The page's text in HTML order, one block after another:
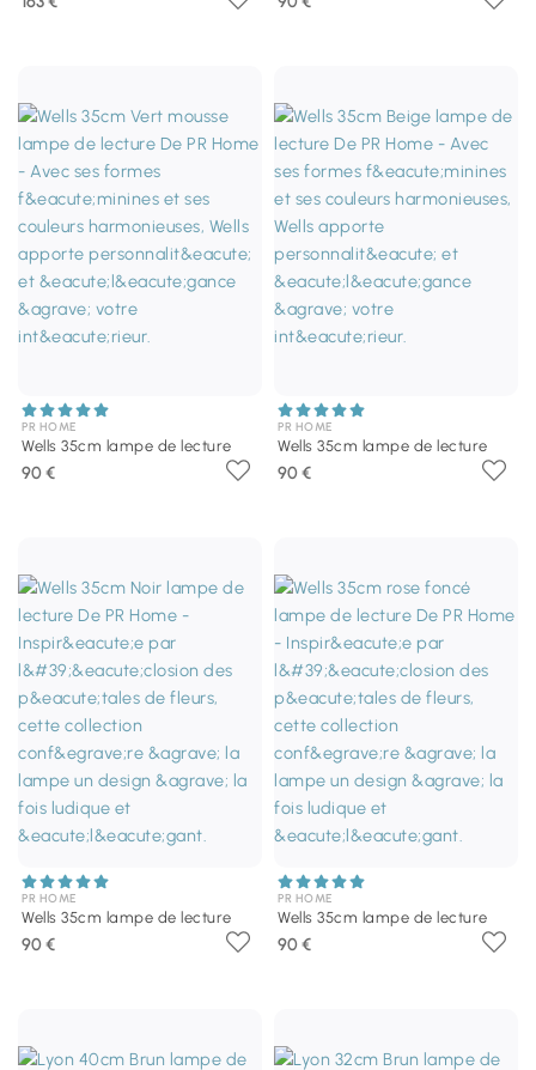
PR HOME
Wells 35cm lampe de lecture
90 €
PR HOME
Wells 35cm lampe de lecture
90 €
PR HOME
Wells 35cm lampe de lecture
90 €
PR HOME
Wells 35cm lampe de lecture
90 €